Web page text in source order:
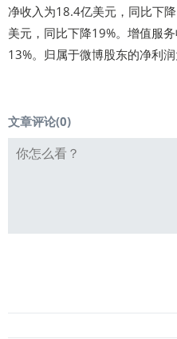
净收入为18.4亿美元，同比下
美元，同比下降19%。增值服
13%。归属于微博股东的净利润
文章评论(0)